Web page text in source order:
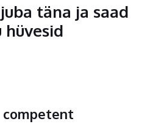
täna ja saad
hüvesid
competent